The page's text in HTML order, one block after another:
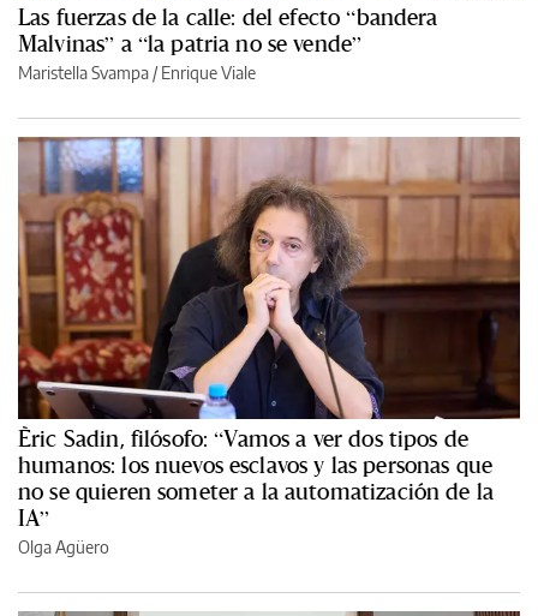
Las fuerzas de la calle: del efecto “bandera
Malvinas” a “la patria no se vende”
Maristella Svampa /Enrique Viale
Èric Sadin, filósofo: “Vamos a ver dos tipos de
humanos: los nuevos esclavos y las personas que
no se quieren someter a la automatización de la
IA”
Olga Agüero